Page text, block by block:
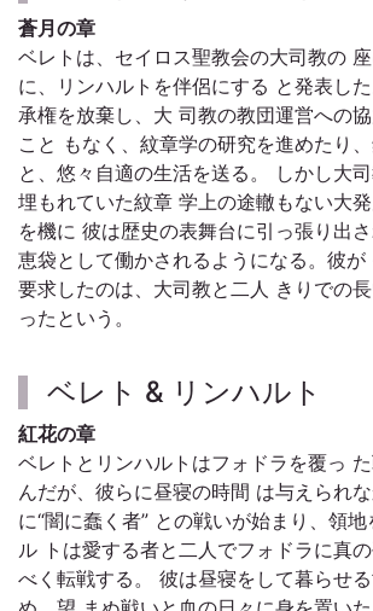
蒼月の章
ベレトは、セイロス聖教会の大司教の
に、リンハルトを伴侶にする と発表し
承権を放棄し、大 司教の教団運営への
こと もなく、紋章学の研究を進めたり
と、悠々自適の生活を送る。 しかし大
埋もれていた紋章 学上の途轍もない大
を機に 彼は歴史の表舞台に引っ張り出
恵袋として働かされるようになる。彼が
要求したのは、大司教と二人 きりでの
ったという。
ベレト & リンハルト
紅花の章
ベレトとリンハルトはフォドラを覆っ
んだが、彼らに昼寝の時間 は与えられ
に“闇に蠢く者” との戦いが始まり、領
ル トは愛する者と二人でフォドラに真
べく転戦する。 彼は昼寝をして暮らせ